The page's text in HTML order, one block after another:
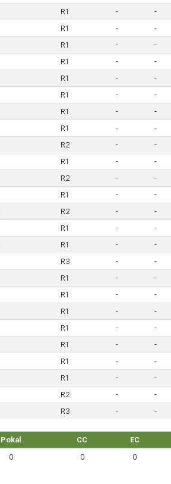
R1 - -
R1 - -
R1 - -
R1 - -
R1 - -
R1 - -
R1 - -
R1 - -
R2 - -
R1 - -
R2 - -
R1 - -
R2 - -
R1 - -
R1 - -
R3 - -
R1 - -
R1 - -
R1 - -
R1 - -
R1 - -
R1 - -
R1 - -
R2 - -
R3 - -
Pokal CC EC
0 0 0